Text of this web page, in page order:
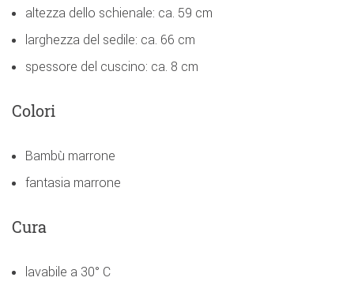
altezza dello schienale: ca. 59 cm
larghezza del sedile: ca. 66 cm
spessore del cuscino: ca. 8 cm
Colori
Bambù marrone
fantasia marrone
Cura
lavabile a 30° C